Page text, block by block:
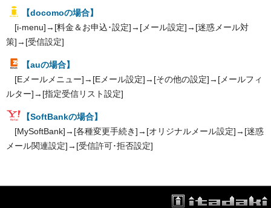
【docomoの場合】
[i-menu]→[料金＆お申込･設定]→[メール設定]→[迷惑メール対
策]→[受信設定]
【auの場合】
[Eメールメニュー]→[Eメール設定]→[その他の設定]→[メールフィ
ルター]→[指定受信リスト設定]
【SoftBankの場合】
[MySoftBank]→[各種変更手続き]→[オリジナルメール設定]→[迷惑
メール関連設定]→[受信許可･拒否設定]